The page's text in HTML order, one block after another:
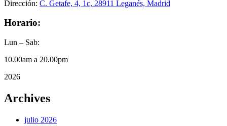
Dirección: C. Getafe, 4, 1c, 28911 Leganés, Madrid
Horario:
Lun – Sab:
10.00am a 20.00pm
2026
Archives
julio 2026